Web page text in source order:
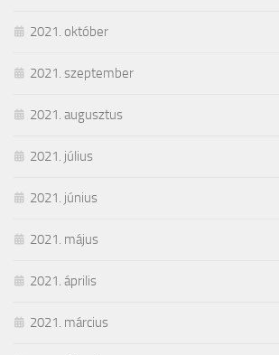
2021. október
2021. szeptember
2021. augusztus
2021. július
2021. június
2021. május
2021. április
2021. március